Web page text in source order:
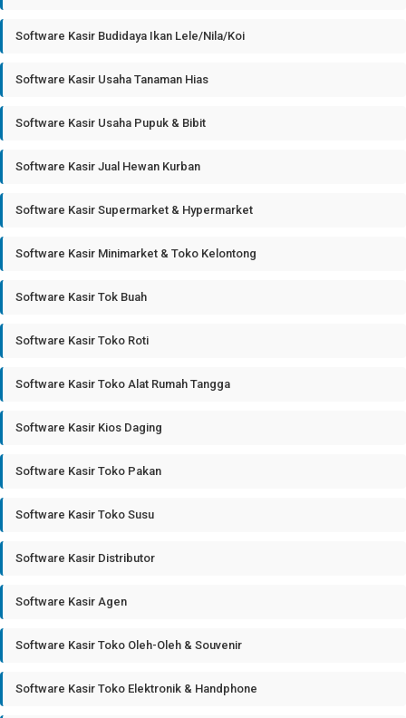
Software Kasir Budidaya Ikan Lele/Nila/Koi
Software Kasir Usaha Tanaman Hias
Software Kasir Usaha Pupuk & Bibit
Software Kasir Jual Hewan Kurban
Software Kasir Supermarket & Hypermarket
Software Kasir Minimarket & Toko Kelontong
Software Kasir Tok Buah
Software Kasir Toko Roti
Software Kasir Toko Alat Rumah Tangga
Software Kasir Kios Daging
Software Kasir Toko Pakan
Software Kasir Toko Susu
Software Kasir Distributor
Software Kasir Agen
Software Kasir Toko Oleh-Oleh & Souvenir
Software Kasir Toko Elektronik & Handphone